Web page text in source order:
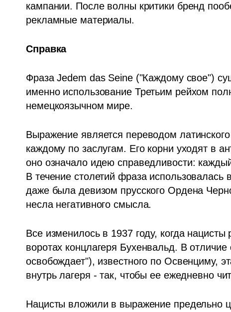
кампании. После волны критики бренд
рекламные материалы.
Справка
Фраза Jedem das Seine ("Каждому свое")
именно использование Третьим рейхом
немецкоязычном мире.
Выражение является переводом
каждому по заслугам. Его корни уходят в
оно означало идею справедливости:
В течение столетий фраза использовалась
даже была девизом прусского Ордена
несла негативного смысла.
Все изменилось в 1937 году, когда
воротах концлагеря Бухенвальд. В
освобождает"), известного по Освенциму,
внутрь лагеря - так, чтобы ее ежедневно
Нацисты вложили в выражение предельно